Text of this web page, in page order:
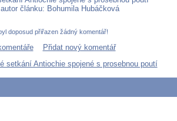
článku: Bohumila Hubáčková
doposud přiřazen žádný komentář!
Přidat nový komentář
setkání Antiochie spojené s prosebnou poutí